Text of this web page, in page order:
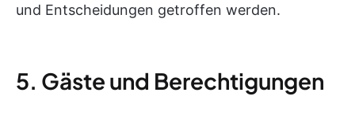
und Entscheidungen getroffen werden.
5. Gäste und Berechtigungen